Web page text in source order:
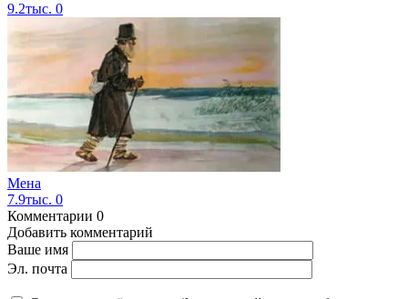
9.2тыс. 0
Мена
7.9тыс. 0
Комментарии 0
Добавить комментарий
Ваше имя
Эл. почта